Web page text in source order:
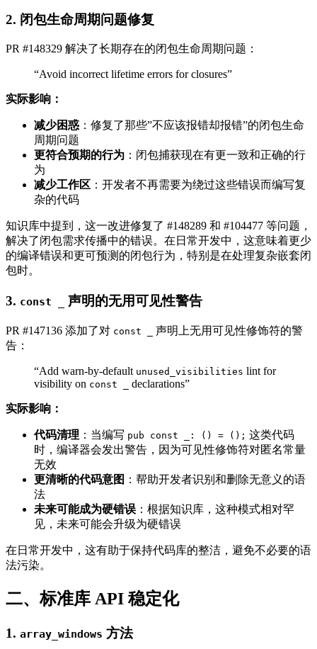
2. 闭包生命周期问题修复
PR #148329 解决了长期存在的闭包生命周期问题：
“Avoid incorrect lifetime errors for closures”
实际影响：
减少困惑 ：修复了那些”不应该报错却报错”的闭包生命
周期问题
更符合预期的行为 ：闭包捕获现在有更一致和正确的行
为
减少工作区 ：开发者不再需要为绕过这些错误而编写复
杂的代码
知识库中提到，这一改进修复了 #148289 和 #104477 等问题，
解决了闭包需求传播中的错误。在日常开发中，这意味着更少
的编译错误和更可预测的闭包行为，特别是在处理复杂嵌套闭
包时。
3. const _ 声明的无用可见性警告
PR #147136 添加了对 const _
声明上无用可见性修饰符的警
告：
“Add warn-by-default unused_visibilities lint for
visibility on const _ declarations”
实际影响：
代码清理 ：当编写 pub const _: () = (); 这类代码
时，编译器会发出警告，因为可见性修饰符对匿名常量
无效
更清晰的代码意图 ：帮助开发者识别和删除无意义的语
法
未来可能成为硬错误 ：根据知识库，这种模式相对罕
见，未来可能会升级为硬错误
在日常开发中，这有助于保持代码库的整洁，避免不必要的语
法污染。
二、标准库 API 稳定化
1. array_windows 方法